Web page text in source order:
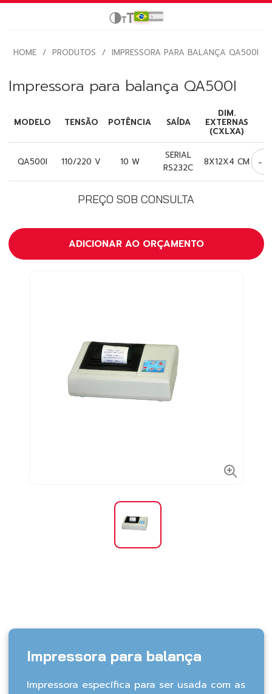
HOME / PRODUTOS / IMPRESSORA PARA BALANÇA QA500I
Impressora para balança QA500I
MODELO TENSÃO POTÊNCIA SAÍDA
DIM.
EXTERNAS
(CXLXA)
QA500I 110/220 V 10 W
SERIAL
RS232C
8X12X4 CM -
PREÇO SOB CONSULTA
ADICIONAR AO ORÇAMENTO
Impressora para balança
Impressora específica para ser usada com as